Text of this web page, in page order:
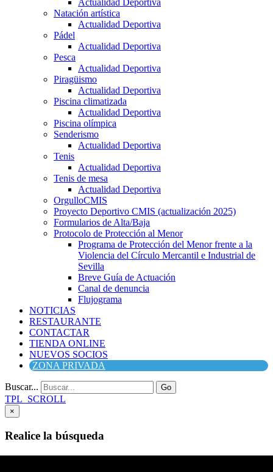
Actualidad Deportiva
Natación artística
Actualidad Deportiva
Pádel
Actualidad Deportiva
Pesca
Actualidad Deportiva
Piragüismo
Actualidad Deportiva
Piscina climatizada
Actualidad Deportiva
Piscina olímpica
Senderismo
Actualidad Deportiva
Tenis
Actualidad Deportiva
Tenis de mesa
Actualidad Deportiva
OrgulloCMIS
Proyecto Deportivo CMIS (actualización 2025)
Formularios de Alta/Baja
Protocolo de Protección al Menor
Programa de Protección del Menor frente a la
Violencia del Círculo Mercantil e Industrial de
Sevilla
Breve Guía de Actuación
Canal de denuncia
Flujograma
NOTICIAS
RESTAURANTE
CONTACTAR
TIENDA ONLINE
NUEVOS SOCIOS
ZONA PRIVADA
Buscar... Go
TPL_SCROLL
×
Realice la búsqueda